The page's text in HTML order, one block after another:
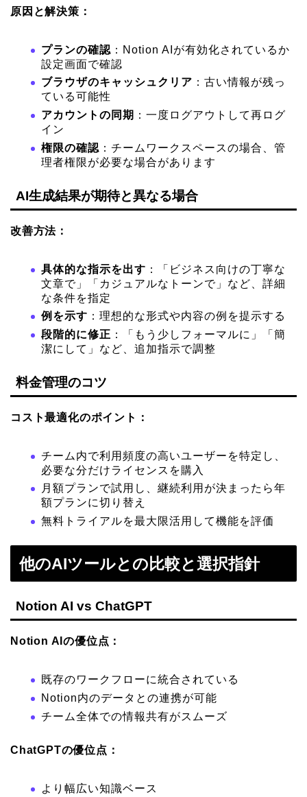
原因と解決策：
プランの確認 ：Notion AIが有効化されているか
設定画面で確認
ブラウザのキャッシュクリア ：古い情報が残っ
ている可能性
アカウントの同期 ：一度ログアウトして再ログ
イン
権限の確認 ：チームワークスペースの場合、管
理者権限が必要な場合があります
AI生成結果が期待と異なる場合
改善方法：
具体的な指示を出す ：「ビジネス向けの丁寧な
文章で」「カジュアルなトーンで」など、詳細
な条件を指定
例を示す ：理想的な形式や内容の例を提示する
段階的に修正 ：「もう少しフォーマルに」「簡
潔にして」など、追加指示で調整
料金管理のコツ
コスト最適化のポイント：
チーム内で利用頻度の高いユーザーを特定し、
必要な分だけライセンスを購入
月額プランで試用し、継続利用が決まったら年
額プランに切り替え
無料トライアルを最大限活用して機能を評価
他のAIツールとの比較と選択指針
Notion AI vs ChatGPT
Notion AIの優位点：
既存のワークフローに統合されている
Notion内のデータとの連携が可能
チーム全体での情報共有がスムーズ
ChatGPTの優位点：
より幅広い知識ベース